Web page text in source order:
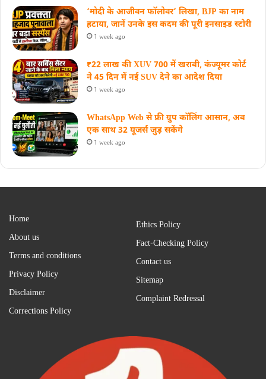
‘मोदी के आजीवन फॉलोवर’ लिखा, BJP का नाम
हटाया, जानें उनके इस कदम की पूरी इनसाइड स्‍टोरी
1 week ago
₹22 लाख की XUV 700 में खराबी, कंज्यूमर कोर्ट
ने 45 दिन में नई SUV देने का आदेश दिया
1 week ago
WhatsApp Web से फ्री ग्रुप कॉलिंग आसान, अब
एक साथ 32 यूजर्स जुड़ सकेंगे
1 week ago
Home
About us
Terms and conditions
Privacy Policy
Disclaimer
Corrections Policy
Ethics Policy
Fact-Checking Policy
Contact us
Sitemap
Complaint Redressal